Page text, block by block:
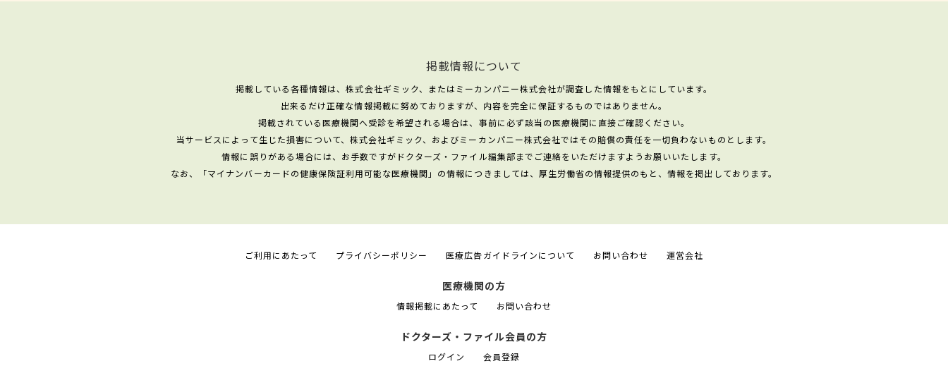
掲載情報について
掲載している各種情報は、株式会社ギミック、またはミーカンパニー株式会社が調査した情報をもとにしています。
出来るだけ正確な情報掲載に努めておりますが、内容を完全に保証するものではありません。
掲載されている医療機関へ受診を希望される場合は、事前に必ず該当の医療機関に直接ご確認ください。
当サービスによって生じた損害について、株式会社ギミック、およびミーカンパニー株式会社ではその賠償の責任を一切負わないものとします。
情報に誤りがある場合には、お手数ですがドクターズ・ファイル編集部までご連絡をいただけますようお願いいたします。
なお、「マイナンバーカードの健康保険証利用可能な医療機関」の情報につきましては、厚生労働省の情報提供のもと、情報を掲出しております。
ご利用にあたって プライバシーポリシー 医療広告ガイドラインについて お問い合わせ 運営会社
医療機関の方
情報掲載にあたって お問い合わせ
ドクターズ・ファイル会員の方
ログイン 会員登録